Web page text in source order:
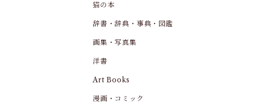
猫の本
辞書・辞典・事典・図鑑
画集・写真集
洋書
Art Books
漫画・コミック